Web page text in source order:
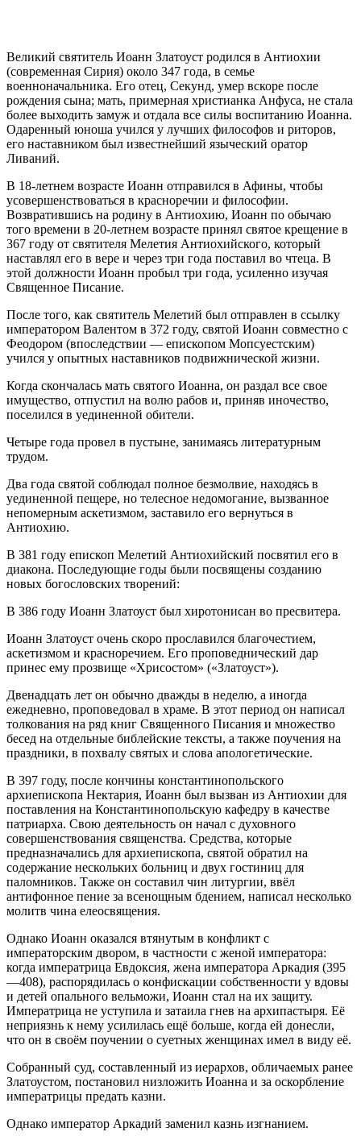
Великий святитель Иоанн Златоуст родился в Антиохии
(современная Сирия) около 347 года, в семье
военноначальника. Его отец, Секунд, умер вскоре после
рождения сына; мать, примерная христианка Анфуса, не стала
более выходить замуж и отдала все силы воспитанию Иоанна.
Одаренный юноша учился у лучших философов и риторов,
его наставником был известнейший языческий оратор
Ливаний.
В 18-летнем возрасте Иоанн отправился в Афины, чтобы
усовершенствоваться в красноречии и философии.
Возвратившись на родину в Антиохию, Иоанн по обычаю
того времени в 20-летнем возрасте принял святое крещение в
367 году от святителя Мелетия Антиохийского, который
наставлял его в вере и через три года поставил во чтеца. В
этой должности Иоанн пробыл три года, усиленно изучая
Священное Писание.
После того, как святитель Мелетий был отправлен в ссылку
императором Валентом в 372 году, святой Иоанн совместно с
Феодором (впоследствии — епископом Мопсуестским)
учился у опытных наставников подвижнической жизни.
Когда скончалась мать святого Иоанна, он раздал все свое
имущество, отпустил на волю рабов и, приняв иночество,
поселился в уединенной обители.
Четыре года провел в пустыне, занимаясь литературным
трудом.
Два года святой соблюдал полное безмолвие, находясь в
уединенной пещере, но телесное недомогание, вызванное
непомерным аскетизмом, заставило его вернуться в
Антиохию.
В 381 году епископ Мелетий Антиохийский посвятил его в
диакона. Последующие годы были посвящены созданию
новых богословских творений:
В 386 году Иоанн Златоуст был хиротонисан во пресвитера.
Иоанн Златоуст очень скоро прославился благочестием,
аскетизмом и красноречием. Его проповеднический дар
принес ему прозвище «Хрисостом» («Златоуст»).
Двенадцать лет он обычно дважды в неделю, а иногда
ежедневно, проповедовал в храме. В этот период он написал
толкования на ряд книг Священного Писания и множество
бесед на отдельные библейские тексты, а также поучения на
праздники, в похвалу святых и слова апологетические.
В 397 году, после кончины константинопольского
архиепископа Нектария, Иоанн был вызван из Антиохии для
поставления на Константинопольскую кафедру в качестве
патриарха. Свою деятельность он начал с духовного
совершенствования священства. Средства, которые
предназначались для архиепископа, святой обратил на
содержание нескольких больниц и двух гостиниц для
паломников. Также он составил чин литургии, ввёл
антифонное пение за всенощным бдением, написал несколько
молитв чина елеосвящения.
Однако Иоанн оказался втянутым в конфликт с
императорским двором, в частности с женой императора:
когда императрица Евдоксия, жена императора Аркадия (395
—408), распорядилась о конфискации собственности у вдовы
и детей опального вельможи, Иоанн стал на их защиту.
Императрица не уступила и затаила гнев на архипастыря. Её
неприязнь к нему усилилась ещё больше, когда ей донесли,
что он в своём поучении о суетных женщинах имел в виду её.
Собранный суд, составленный из иерархов, обличаемых ранее
Златоустом, постановил низложить Иоанна и за оскорбление
императрицы предать казни.
Однако император Аркадий заменил казнь изгнанием.